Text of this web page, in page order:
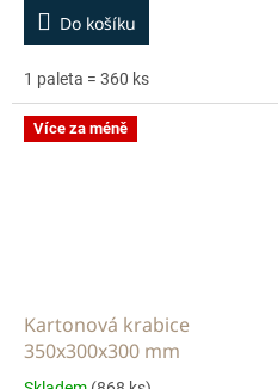
Do košíku
1 paleta = 360 ks
Více za méně
Kartonová krabice
350x300x300 mm